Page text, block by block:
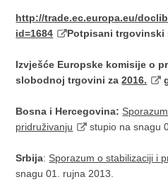
http://trade.ec.europa.eu/
id=1684
Potpisani trgovinski
Izvješće Europske komisije o
slobodnoj trgovini za2016.
Bosna i Hercegovina:
pridruživanju
stupio na snagu
Srbija: Sporazum o stabilizaciji i
snagu 01. rujna 2013.